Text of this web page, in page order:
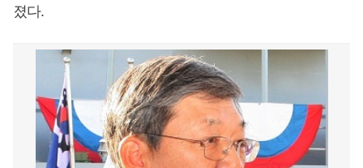
졌다.